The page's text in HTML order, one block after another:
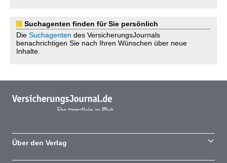
Suchagenten finden für Sie persönlich
Die Suchagenten des VersicherungsJournals
benachrichtigen Sie nach Ihren Wünschen über neue
Inhalte.
Über den Verlag